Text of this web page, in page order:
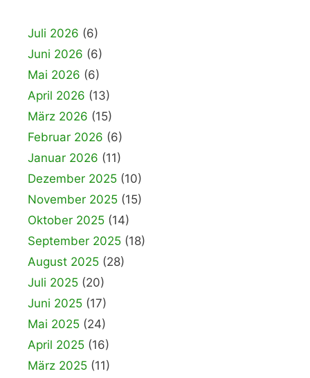
Juli 2026 (6)
Juni 2026 (6)
Mai 2026 (6)
April 2026 (13)
März 2026 (15)
Februar 2026 (6)
Januar 2026 (11)
Dezember 2025 (10)
November 2025 (15)
Oktober 2025 (14)
September 2025 (18)
August 2025 (28)
Juli 2025 (20)
Juni 2025 (17)
Mai 2025 (24)
April 2025 (16)
März 2025 (11)